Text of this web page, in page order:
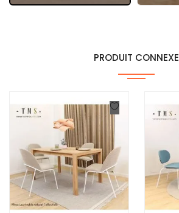
PRODUIT CONNEXE